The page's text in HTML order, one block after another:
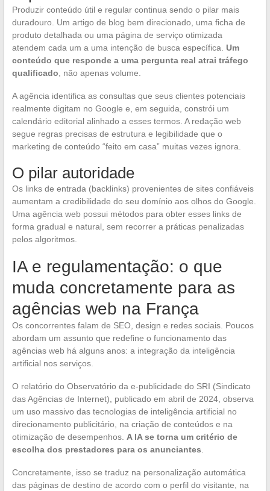
Produzir conteúdo útil e regular continua sendo o pilar mais
duradouro. Um artigo de blog bem direcionado, uma ficha de
produto detalhada ou uma página de serviço otimizada
atendem cada um a uma intenção de busca específica. Um
conteúdo que responde a uma pergunta real atrai tráfego
qualificado, não apenas volume.
A agência identifica as consultas que seus clientes potenciais
realmente digitam no Google e, em seguida, constrói um
calendário editorial alinhado a esses termos. A redação web
segue regras precisas de estrutura e legibilidade que o
marketing de conteúdo “feito em casa” muitas vezes ignora.
O pilar autoridade
Os links de entrada (backlinks) provenientes de sites confiáveis
aumentam a credibilidade do seu domínio aos olhos do Google.
Uma agência web possui métodos para obter esses links de
forma gradual e natural, sem recorrer a práticas penalizadas
pelos algoritmos.
IA e regulamentação: o que
muda concretamente para as
agências web na França
Os concorrentes falam de SEO, design e redes sociais. Poucos
abordam um assunto que redefine o funcionamento das
agências web há alguns anos: a integração da inteligência
artificial nos serviços.
O relatório do Observatório da e-publicidade do SRI (Sindicato
das Agências de Internet), publicado em abril de 2024, observa
um uso massivo das tecnologias de inteligência artificial no
direcionamento publicitário, na criação de conteúdos e na
otimização de desempenhos. A IA se torna um critério de
escolha dos prestadores para os anunciantes.
Concretamente, isso se traduz na personalização automática
das páginas de destino de acordo com o perfil do visitante, na